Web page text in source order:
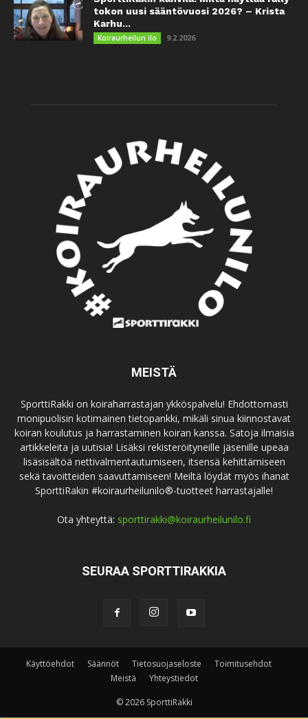
tokon uusi sääntövuosi 2026? – Krista
Karhu...
Koiraurheilun ilo 9.2.2026
MEISTÄ
SporttiRakki on koiraharrastajan ykköspalvelu! Ehdottomasti
monipuolisin kotimainen tietopankki, mikäli sinua kiinnostavat
koiran koulutus ja harrastaminen koiran kanssa. Satoja ilmaisia
artikkeleita ja uutisia! Lisäksi rekisteröityneille jäsenille upeaa
lisäsisältöä nettivalmentautumiseen, itsensä kehittämiseen
sekä tavoitteiden saavuttamiseen! Meiltä löydät myös ihanat
SporttiRakin #koiraurheilunilo®-tuotteet harrastajalle!
Ota yhteyttä: sporttirakki@koiraurheilunilo.fi
SEURAA SPORTTIRAKKIA
Käyttöehdot Säännöt Tietosuojaseloste
Toimitusehdot
Meistä
Yhteystiedot
© 2026 SporttiRakki